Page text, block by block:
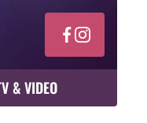
& VIDEO